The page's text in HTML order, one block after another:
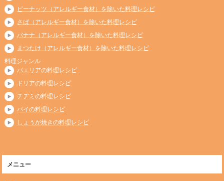
ピーナッツ（アレルギー食材）を除いた料理レシピ
さば（アレルギー食材）を除いた料理レシピ
バナナ（アレルギー食材）を除いた料理レシピ
まつたけ（アレルギー食材）を除いた料理レシピ
料理ジャンル
パエリアの料理レシピ
ドリアの料理レシピ
チヂミの料理レシピ
パイの料理レシピ
しょうが焼きの料理レシピ
メニュー